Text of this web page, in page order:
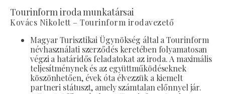
Tourinform iroda munkatársai
Kovács Nikolett – Tourinform irodavezető
Magyar Turisztikai Ügynökség által a Tourinform
névhasználati szerződés keretében folyamatosan
végzi a határidős feladatokat az iroda. A maximális
teljesítménynek és az együttműködéseknek
köszönhetően, évek óta élvezzük a kiemelt
partneri státuszt, amely számtalan előnnyel jár.